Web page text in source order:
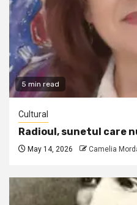
5 min read
Cultural
Radioul, sunetul care
May 14, 2026 Camelia